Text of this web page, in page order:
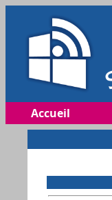
Accueil